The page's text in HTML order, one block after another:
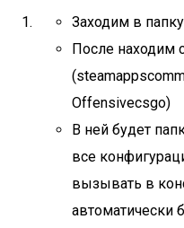
Заходим в
После находим
Offensivecsgo)
В ней будет
все
вызывать в
автоматически